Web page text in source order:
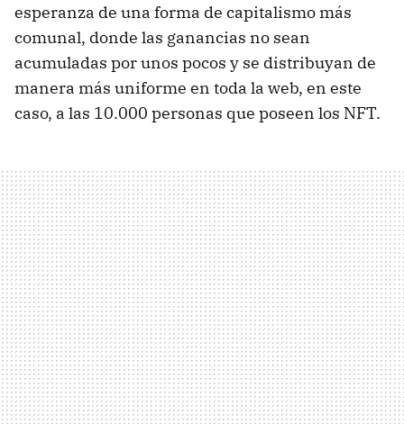
esperanza de una forma de capitalismo más
comunal, donde las ganancias no sean
acumuladas por unos pocos y se distribuyan de
manera más uniforme en toda la web, en este
caso, a las 10.000 personas que poseen los NFT.